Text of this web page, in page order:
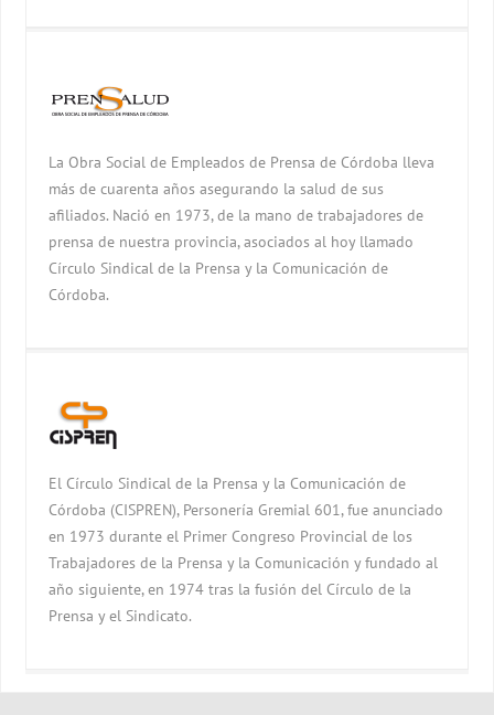
La Obra Social de Empleados de Prensa de Córdoba lleva
más de cuarenta años asegurando la salud de sus
afiliados. Nació en 1973, de la mano de trabajadores de
prensa de nuestra provincia, asociados al hoy llamado
Círculo Sindical de la Prensa y la Comunicación de
Córdoba.
El Círculo Sindical de la Prensa y la Comunicación de
Córdoba (CISPREN), Personería Gremial 601, fue anunciado
en 1973 durante el Primer Congreso Provincial de los
Trabajadores de la Prensa y la Comunicación y fundado al
año siguiente, en 1974 tras la fusión del Círculo de la
Prensa y el Sindicato.